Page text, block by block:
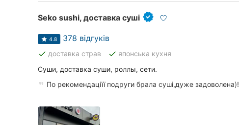
Всі рубрики
Всі міста:
Житомир
Seko sushi, доставка суші
4.8 378 відгуків
done доставка страв done японська кухня
Суши, доставка суши, роллы, сети.
По рекомендаціїї подруги брала суші,дуже задоволена)!